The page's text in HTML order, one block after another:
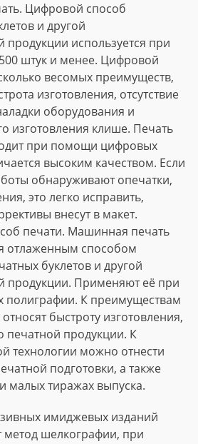
Цифровой способ
и другой
продукции используется при
штук и менее. Цифровой
весомых преимуществ,
изготовления, отсутствие
оборудования и
изготовления клише. Печать
при помощи цифровых
высоким качеством. Если
обнаруживают опечатки,
это легко исправить,
внесут в макет.
печати. Машинная печать
отлаженным способом
буклетов и другой
продукции. Применяют её при
полиграфии. К преимуществам
быстроту изготовления,
печатной продукции. К
технологии можно отнести
подготовки, а также
малых тиражах выпуска.
имиджевых изданий
шелкографии, при